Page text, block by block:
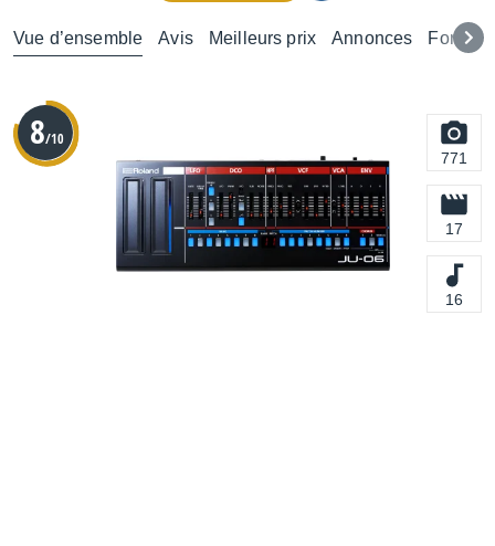
Vue d’ensemble Avis Meilleurs prix Annonces Forums
8/10
771
17
16